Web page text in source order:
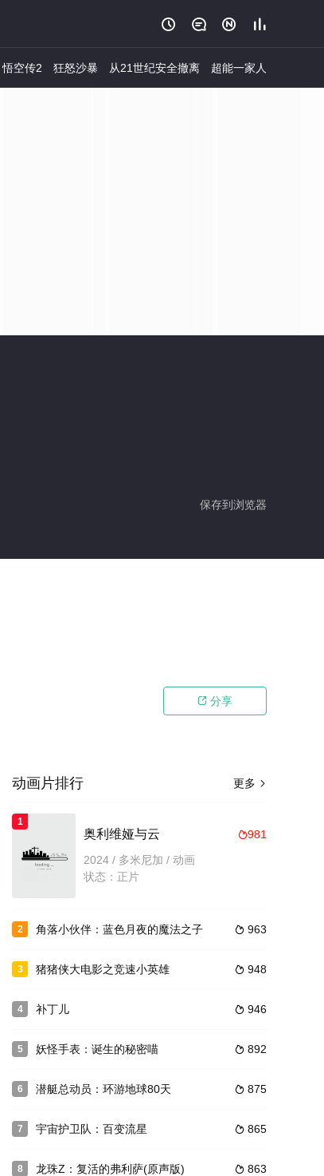
   
悟空传2 狂怒沙暴 从21世纪安全撤离 超能一家人
保存到浏览器
 分享
号。椿的理想很简单，认真念
，让大家都理解到了团结的重要性。
卻要他繼承手藝當裁縫師；神秘的鄰居爺爺以找回失散已久的孫女
更多 
动画片排行
1
981
奥利维娅与云
2024 / 多米尼加 / 动画
状态：正片
2  963
角落小伙伴：蓝色月夜的魔法之子
3  948
猪猪侠大电影之竞速小英雄
4  946
补丁儿
5  892
妖怪手表：诞生的秘密喵
6  875
潜艇总动员：环游地球80天
7  865
宇宙护卫队：百变流星
8  863
龙珠Z：复活的弗利萨(原声版)